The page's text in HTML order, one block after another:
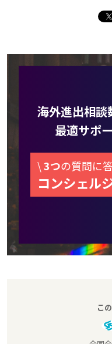
海外進出相談
最適サポ
\3つの質問に
コンシェル
こ